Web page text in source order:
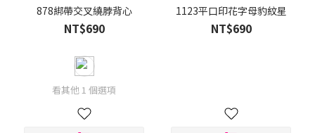
878綁帶交叉繞脖背心
NT$690
看其他 1 個選項
1123平口印花字母豹紋星
NT$690